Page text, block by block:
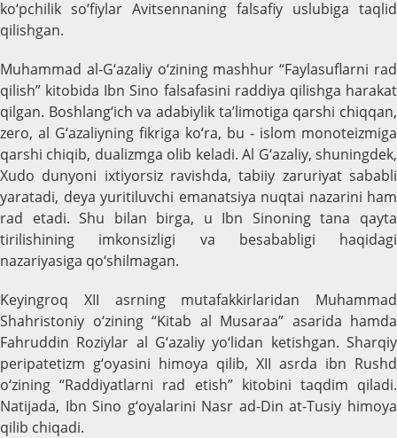
ko‘pchilik so‘fiylar Avitsennaning falsafiy uslubiga taqlid
qilishgan.
Muhammad al-G‘azaliy o‘zining mashhur “Faylasuflarni rad
qilish” kitobida Ibn Sino falsafasini raddiya qilishga harakat
qilgan. Boshlang‘ich va adabiylik ta’limotiga qarshi chiqqan,
zero, al G‘azaliyning fikriga ko‘ra, bu - islom monoteizmiga
qarshi chiqib, dualizmga olib keladi. Al G‘azaliy, shuningdek,
Xudo dunyoni ixtiyorsiz ravishda, tabiiy zaruriyat sababli
yaratadi, deya yuritiluvchi emanatsiya nuqtai nazarini ham
rad etadi. Shu bilan birga, u Ibn Sinoning tana qayta
tirilishining imkonsizligi va besababligi haqidagi
nazariyasiga qo‘shilmagan.
Keyingroq XII asrning mutafakkirlaridan Muhammad
Shahristoniy o‘zining “Kitab al Musaraa” asarida hamda
Fahruddin Roziylar al G‘azaliy yo‘lidan ketishgan. Sharqiy
peripatetizm g‘oyasini himoya qilib, XII asrda ibn Rushd
o‘zining “Raddiyatlarni rad etish” kitobini taqdim qiladi.
Natijada, Ibn Sino g‘oyalarini Nasr ad-Din at-Tusiy himoya
qilib chiqadi.